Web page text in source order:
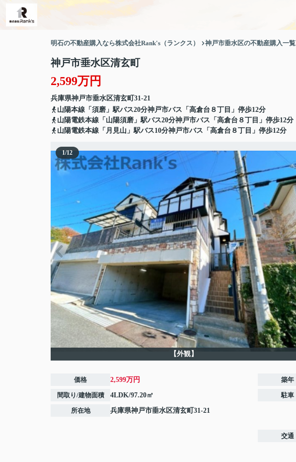
明石の不動産購入なら株式会社Rank's（ランクス） 神戸市垂水区の不動産購入一覧
神戸市垂水区清玄町
2,599万円
兵庫県神戸市垂水区清玄町 31-21
山陽本線「須磨」駅バス20分神戸市バス「高倉台８丁目」停歩12分
山陽電鉄本線「山陽須磨」駅バス20分神戸市バス「高倉台８丁目」停歩12分
山陽電鉄本線「月見山」駅バス10分神戸市バス「高倉台８丁目」停歩12分
1/12
【外観】
価格 2,599万円
間取り/建物面積 4LDK/97.20㎡
所在地 兵庫県神戸市垂水区清玄町 31-21
築年
駐車
交通